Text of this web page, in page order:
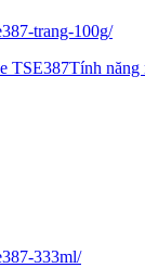
trang-100g/
TSE387Tính
333ml/